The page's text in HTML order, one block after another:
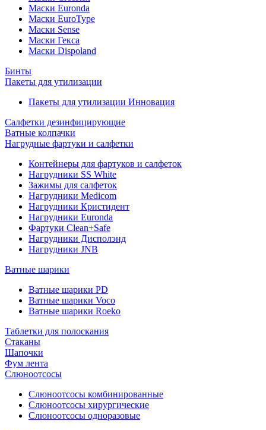
Маски Euronda
Маски EuroType
Маски Sense
Маски Гекса
Маски Dispoland
Бинты
Пакеты для утилизации
Пакеты для утилизации Инновация
Салфетки дезинфицирующие
Ватные колпачки
Нагрудные фартуки и салфетки
Контейнеры для фартуков и салфеток
Нагрудники SS White
Зажимы для салфеток
Нагрудники Medicom
Нагрудники Кристидент
Нагрудники Euronda
Фартуки Clean+Safe
Нагрудники Дисполэнд
Нагрудники JNB
Ватные шарики
Ватные шарики PD
Ватные шарики Voco
Ватные шарики Roeko
Таблетки для полоскания
Стаканы
Шапочки
Фум лента
Слюноотсосы
Слюноотсосы комбинированные
Слюноотсосы хирургические
Слюноотсосы одноразовые